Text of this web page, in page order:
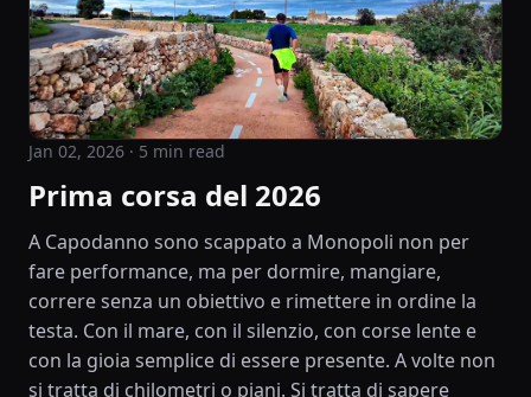
Jan 02, 2026 · 5 min read
Prima corsa del 2026
A Capodanno sono scappato a Monopoli non per
fare performance, ma per dormire, mangiare,
correre senza un obiettivo e rimettere in ordine la
testa. Con il mare, con il silenzio, con corse lente e
con la gioia semplice di essere presente. A volte non
si tratta di chilometri o piani. Si tratta di sapere